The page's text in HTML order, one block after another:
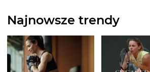
Najnowsze trendy